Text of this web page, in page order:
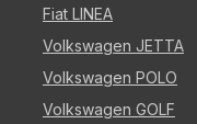
Fiat LINEA
Volkswagen JETTA
Volkswagen POLO
Volkswagen GOLF